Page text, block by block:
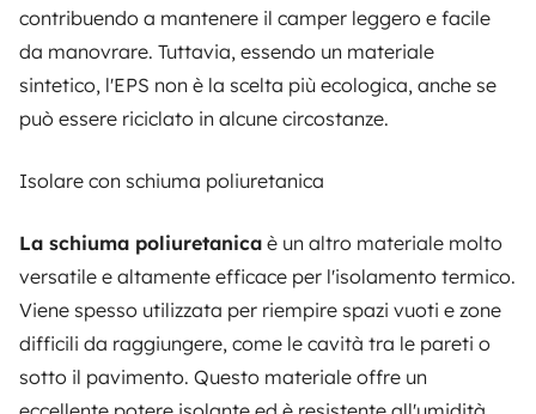
contribuendo a mantenere il camper leggero e facile
da manovrare. Tuttavia, essendo un materiale
sintetico, l'EPS non è la scelta più ecologica, anche se
può essere riciclato in alcune circostanze.
Isolare con schiuma poliuretanica
La schiuma poliuretanica è un altro materiale molto
versatile e altamente efficace per l'isolamento termico.
Viene spesso utilizzata per riempire spazi vuoti e zone
difficili da raggiungere, come le cavità tra le pareti o
sotto il pavimento. Questo materiale offre un